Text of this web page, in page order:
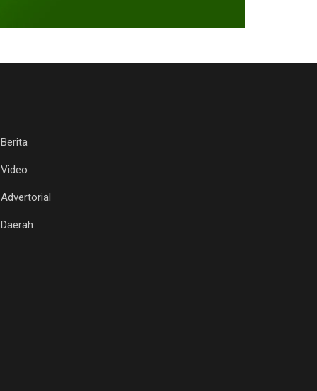
Berita
Video
Advertorial
Daerah